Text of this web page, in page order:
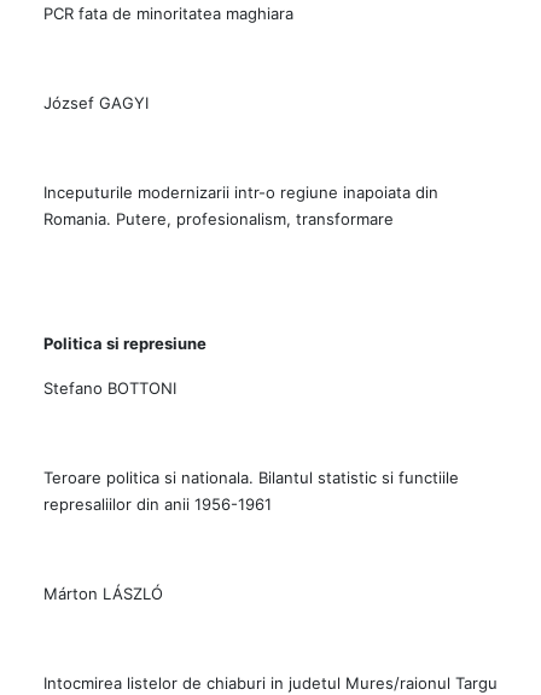
PCR fata de minoritatea maghiara
József GAGYI
Inceputurile modernizarii intr-o regiune inapoiata din
Romania. Putere, profesionalism, transformare
Politica si represiune
Stefano BOTTONI
Teroare politica si nationala. Bilantul statistic si functiile
represaliilor din anii 1956-1961
Márton LÁSZLÓ
Intocmirea listelor de chiaburi in judetul Mures/raionul Targu